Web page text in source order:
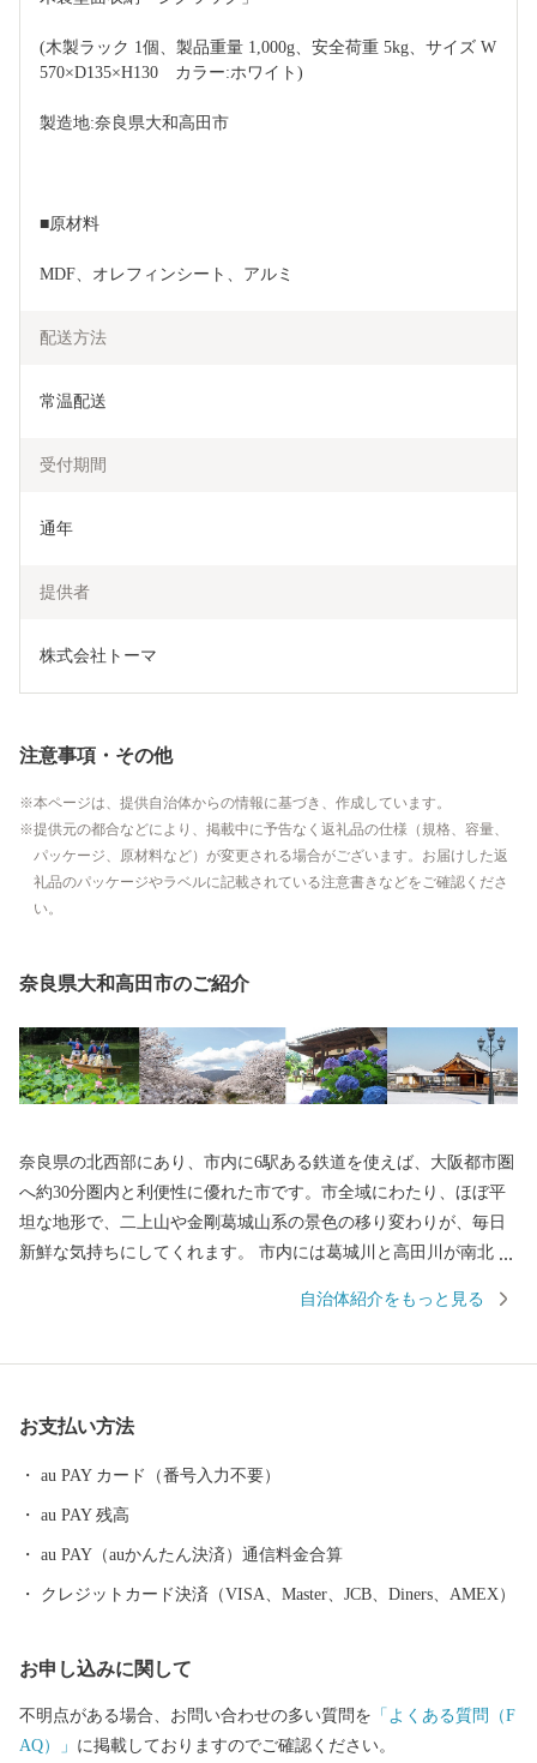
(木製ラック 1個、製品重量 1,000g、安全荷重 5kg、サイズ W
570×D135×H130　カラー:ホワイト)
製造地:奈良県大和高田市
■原材料
MDF、オレフィンシート、アルミ
配送方法
常温配送
受付期間
通年
提供者
株式会社トーマ
注意事項・その他
本ページは、提供自治体からの情報に基づき、作成しています。
提供元の都合などにより、掲載中に予告なく返礼品の仕様（規格、容量、
パッケージ、原材料など）が変更される場合がございます。お届けした返
礼品のパッケージやラベルに記載されている注意書きなどをご確認くださ
い。
奈良県大和高田市のご紹介
奈良県の北西部にあり、市内に6駅ある鉄道を使えば、大阪都市圏
へ約30分圏内と利便性に優れた市です。市全域にわたり、ほぼ平
坦な地形で、二上山や金剛葛城山系の景色の移り変わりが、毎日
新鮮な気持ちにしてくれます。 市内には葛城川と高田川が南北に
にわたり、見事な桜のトンネルが続きます。夜になってもライト
橋駅から「急行」で約30分 ・JR大和路線天王寺駅から「区間快
約10分 ・奈良市から「国道24号」で約50分 ■寄付お申し込み後の
お問い合わせ ふるさと納税サポートセンター TEL：0570-015-482
E-mail: ask-fc@furusato-support.jp （平日10時～17時）祝祭日・特定
市 ワンストップ特例申請窓口 SNP 行
自治体紹介をもっと見る
お支払い方法
au PAY カード（番号入力不要）
au PAY 残高
au PAY（auかんたん決済）通信料金合算
クレジットカード決済（VISA、Master、JCB、Diners、AMEX）
お申し込みに関して
不明点がある場合、お問い合わせの多い質問を 「よくある質問（F
AQ）」 に掲載しておりますのでご確認ください。